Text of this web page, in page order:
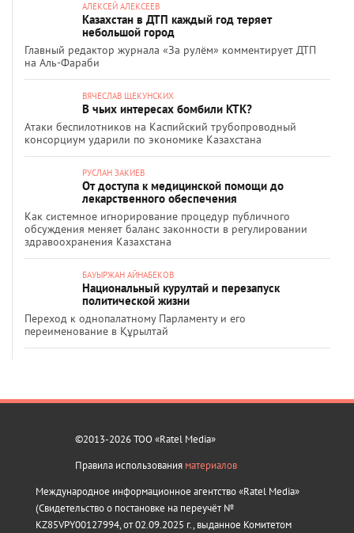
АЛЕКСЕЙ АЛЕКСЕЕВ
Казахстан в ДТП каждый год теряет
небольшой город
Главный редактор журнала «За рулём» комментирует ДТП
на Аль-Фараби
ВЯЧЕСЛАВ ЩЕКУНСКИХ
В чьих интересах бомбили КТК?
Атаки беспилотников на Каспийский трубопроводный
консорциум ударили по экономике Казахстана
РУСЛАН ЗАКИЕВ
От доступа к медицинской помощи до
лекарственного обеспечения
Как системное игнорирование процедур публичного
обсуждения меняет баланс законности в регулировании
здравоохранения Казахстана
БАУЫРЖАН АЙНАБЕКОВ
Национальный курултай и перезапуск
политической жизни
Переход к однопалатному Парламенту и его
переименование в Құрылтай
©2013-2026 ТОО «Ratel Media»
Правила использования материалов
Международное информационное агентство «Ratel Media»
(Свидетельство о постановке на переучёт №
KZ85VPY00127994, от 02.09.2025 г., выданное Комитетом